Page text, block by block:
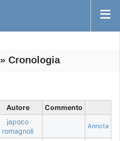
» Cronologia
Autore Commento
japoco
romagnoli
Annota